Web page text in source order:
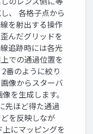
、 各格子点から
を射出する操作
んだグリッドを
追跡時には各光
での通過位置を
番のように絞り
像からスターバ
を生成します。
先ほど得た通過
を反映しなが
にマッピングを